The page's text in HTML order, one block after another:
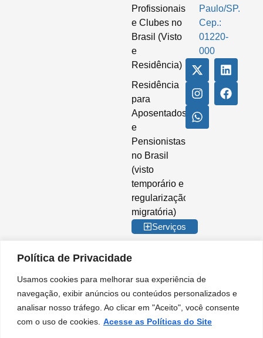
Política de Privacidade
Usamos cookies para melhorar sua experiência de
navegação, exibir anúncios ou conteúdos personalizados e
analisar nosso tráfego. Ao clicar em "Aceito", você consente
com o uso de cookies. Acesse as Políticas do Site
Profissionais
e Clubes no
Brasil (Visto
e
Residência)
Residência
para
Aposentados
e
Pensionistas
no Brasil
(visto
temporário e
regularização
migratória)
Serviços
Paulo/SP.
Cep.:
01220-
000
35.842.274/0001-02. IMIGRAR BRASIL® é marca registrada no INPI. A
Imigrar Brasil é uma empresa privada de consultoria e assessoria
migratória. Não somos órgão do Governo Brasileiro e não mantemos